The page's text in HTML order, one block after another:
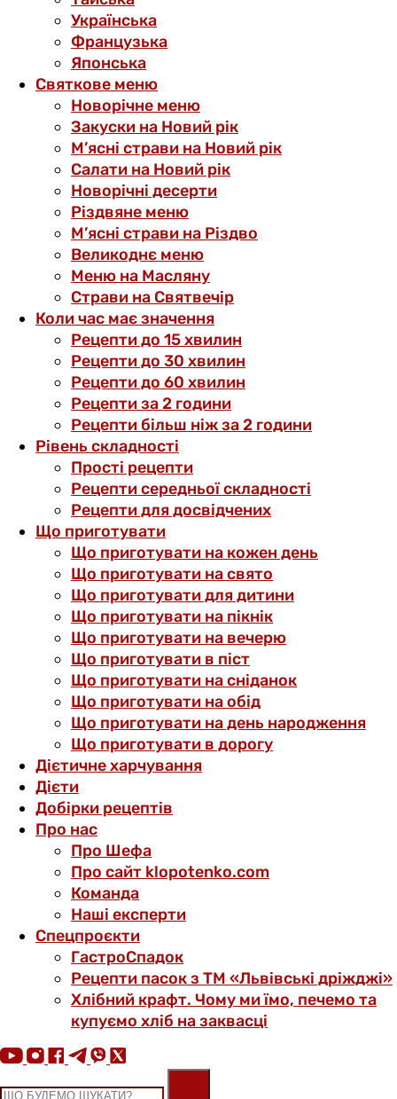
Українська
Французька
Японська
Святкове меню
Новорічне меню
Закуски на Новий рік
М’ясні страви на Новий рік
Салати на Новий рік
Новорічні десерти
Різдвяне меню
М’ясні страви на Різдво
Великоднє меню
Меню на Масляну
Страви на Святвечір
Коли час має значення
Рецепти до 15 хвилин
Рецепти до 30 хвилин
Рецепти до 60 хвилин
Рецепти за 2 години
Рецепти більш ніж за 2 години
Рівень складності
Прості рецепти
Рецепти середньої складності
Рецепти для досвідчених
Що приготувати
Що приготувати на кожен день
Що приготувати на свято
Що приготувати для дитини
Що приготувати на пікнік
Що приготувати на вечерю
Що приготувати в піст
Що приготувати на сніданок
Що приготувати на обід
Що приготувати на день народження
Що приготувати в дорогу
Дієтичне харчування
Дієти
Добірки рецептів
Про нас
Про Шефа
Про сайт klopotenko.com
Команда
Наші експерти
Спецпроєкти
ГастроСпадок
Рецепти пасок з ТМ «Львівські дріжджі»
Хлібний крафт. Чому ми їмо, печемо та
купуємо хліб на заквасці